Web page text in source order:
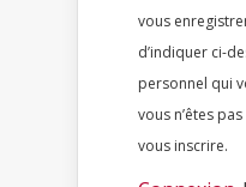
vous
d’indiquer ci-
personnel qui vous a été
vous n’êtes
vous inscrire.